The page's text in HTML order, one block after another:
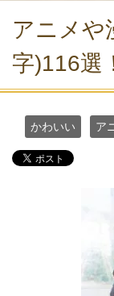
アニメや
字)116選
かわいい ア